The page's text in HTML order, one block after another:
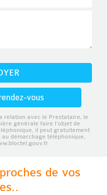
vous
relation avec le Prestataire, le
générale faire l’objet de
il peut gratuitement
au démarchage téléphonique,
de vos